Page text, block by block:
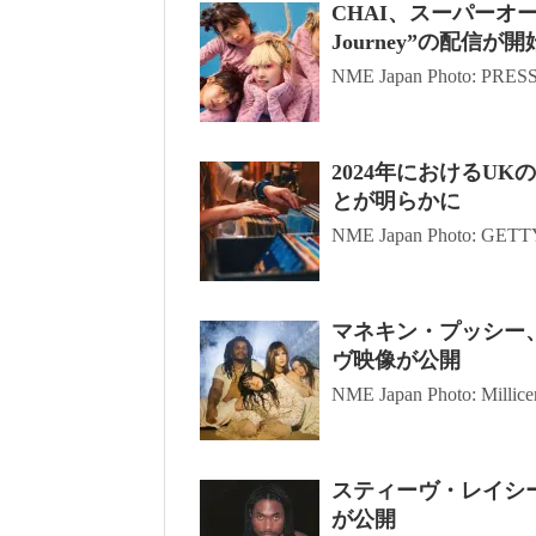
CHAI、スーパーオ
Journey”の配信が開
NME Japan Photo:
2024年におけるUK
とが明らかに
NME Japan Photo:
マネキン・プッシー
ヴ映像が公開
NME Japan Photo:
スティーヴ・レイシ
が公開